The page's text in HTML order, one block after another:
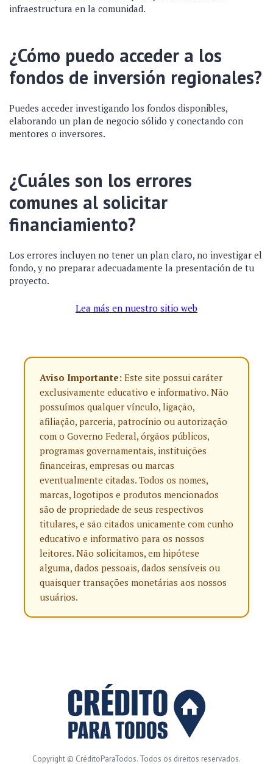
infraestructura en la comunidad.
¿Cómo puedo acceder a los
fondos de inversión regionales?
Puedes acceder investigando los fondos disponibles,
elaborando un plan de negocio sólido y conectando con
mentores o inversores.
¿Cuáles son los errores
comunes al solicitar
financiamiento?
Los errores incluyen no tener un plan claro, no investigar el
fondo, y no preparar adecuadamente la presentación de tu
proyecto.
Lea más en nuestro sitio web
Aviso Importante: Este site possui caráter
exclusivamente educativo e informativo. Não
possuímos qualquer vínculo, ligação,
afiliação, parceria, patrocínio ou autorização
com o Governo Federal, órgãos públicos,
programas governamentais, instituições
financeiras, empresas ou marcas
eventualmente citadas. Todos os nomes,
marcas, logotipos e produtos mencionados
são de propriedade de seus respectivos
titulares, e são citados unicamente com cunho
educativo e informativo para os nossos
leitores. Não solicitamos, em hipótese
alguma, dados pessoais, dados sensíveis ou
quaisquer transações monetárias aos nossos
usuários.
Copyright © CréditoParaTodos. Todos os direitos reservados.